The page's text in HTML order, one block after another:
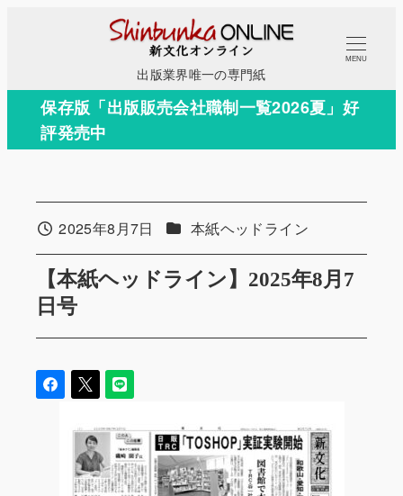
コ
テ
出版業界唯一の専門紙
MENU
保存版「出版販売会社職制一覧2026夏」好
評発売中
【本紙ヘッドライン】2025年8月7
日号
投稿日2025年8月7日 カテゴリー
本紙ヘッドライン